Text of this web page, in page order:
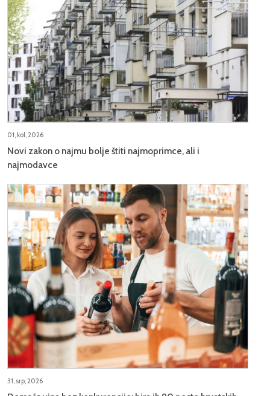
01, kol, 2026
Novi zakon o najmu bolje štiti najmoprimce, ali i
najmodavce
31, srp, 2026